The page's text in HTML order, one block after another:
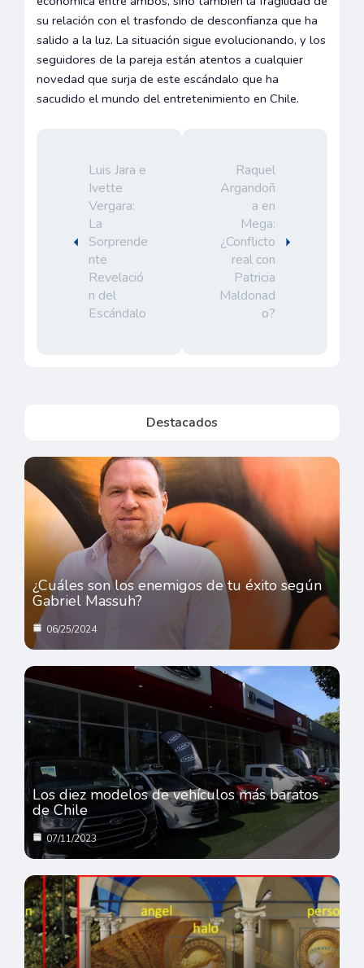
su relación con el trasfondo de desconfianza que ha
salido a la luz. La situación sigue evolucionando, y los
seguidores de la pareja están atentos a cualquier
novedad que surja de este escándalo que ha
sacudido el mundo del entretenimiento en Chile.
Luis Jara e
Ivette
Vergara:
La
Sorprende
nte
Revelació
n del
Escándalo
Raquel
Argandoñ
a en
Mega:
¿Conflicto
real con
Patricia
Maldonad
o?
Destacados
¿Cuáles son los enemigos de tu éxito según
Gabriel Massuh?
06/25/2024
Los diez modelos de vehículos más baratos
de Chile
07/11/2023